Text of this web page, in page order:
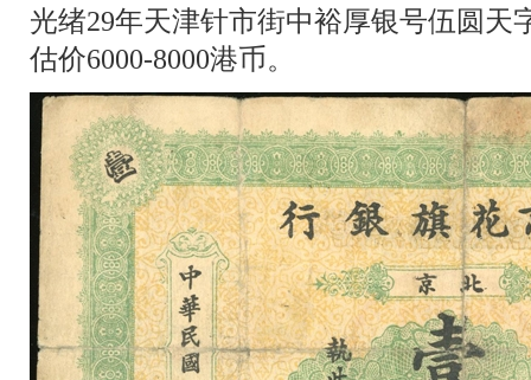
光绪29年天津针市街中裕厚银号伍圆天
估价6000-8000港币。